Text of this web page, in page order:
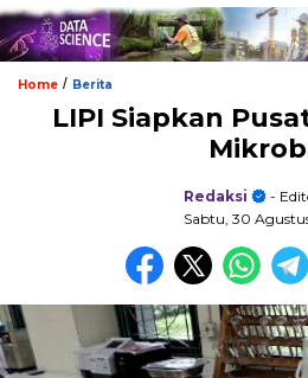
Home / Berita
LIPI Siapkan
Redaksi
-
Sabtu, 30